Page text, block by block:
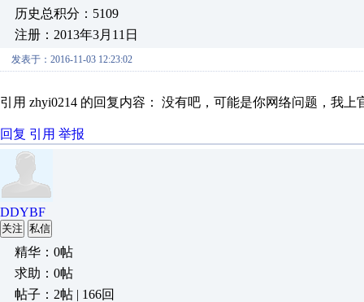
历史总积分：5109
注册：2013年3月11日
发表于：2016-11-03 12:23:02
引用 zhyi0214 的回复内容： 没有吧，可能是你网络问题，我上
回复 引用 举报
DDYBF
关注 私信
精华：0帖
求助：0帖
帖子：2帖 | 166回